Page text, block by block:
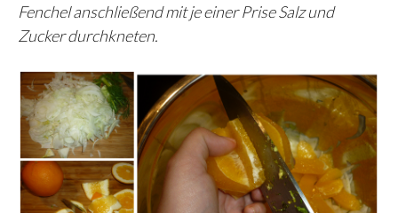
Fenchel anschließend mit je einer Prise Salz und
Zucker durchkneten.